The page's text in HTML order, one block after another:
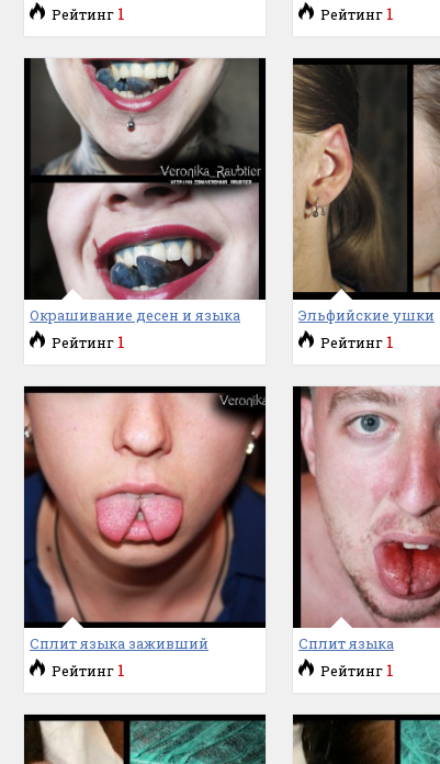
Рейтинг 1
Рейтинг 1
Окрашивание десен и языка
Рейтинг 1
Эльфийские ушки
Рейтинг 1
Сплит языка заживший
Рейтинг 1
Сплит языка
Рейтинг 1